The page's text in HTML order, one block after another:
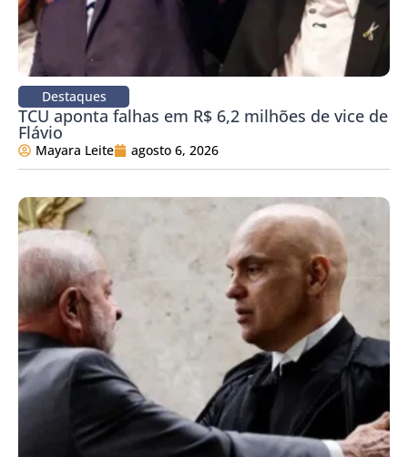
Destaques
TCU aponta falhas em R$ 6,2 milhões de vice de
Flávio
Mayara Leite agosto 6, 2026